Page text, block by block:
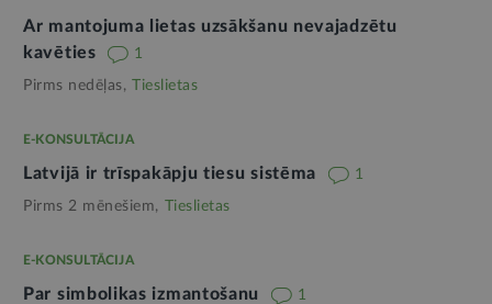
Ar mantojuma lietas uzsākšanu nevajadzētu
kavēties
1
Pirms nedēļas, Tieslietas
E-KONSULTĀCIJA
Latvijā ir trīspakāpju tiesu sistēma 1
Pirms 2 mēnešiem, Tieslietas
E-KONSULTĀCIJA
Par simbolikas izmantošanu 1